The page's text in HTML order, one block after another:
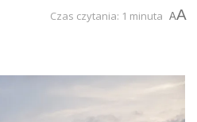
Czas czytania: 1 minuta AA